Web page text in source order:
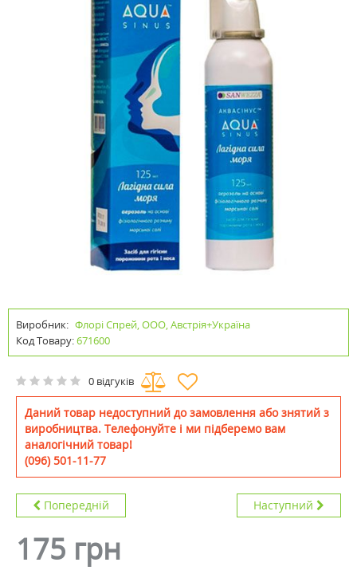
Виробник: Флорі Спрей, ООО, Австрія+Україна
Код Товару:671600
0 відгуків
Даний товар недоступний до замовлення або знятий з
виробництва. Телефонуйте і ми підберемо вам
аналогічний товар!
(096) 501-11-77
Попередній Наступний
175 грн